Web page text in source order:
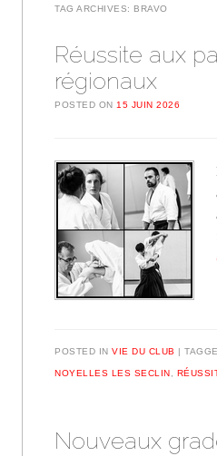
TAG ARCHIVES: BRAVO
Réussite aux
régionaux
POSTED ON15 JUIN 2026
POSTED INVIE DU CLUB
NOYELLES LES SECLIN
Nouveaux